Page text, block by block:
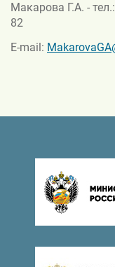
Макарова Г.А. -
82
E-mail: